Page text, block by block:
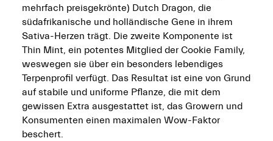
mehrfach preisgekrönte) Dutch Dragon, die
südafrikanische und holländische Gene in ihrem
Sativa-Herzen trägt. Die zweite Komponente ist
Thin Mint, ein potentes Mitglied der Cookie Family,
weswegen sie über ein besonders lebendiges
Terpenprofil verfügt. Das Resultat ist eine von Grund
auf stabile und uniforme Pflanze, die mit dem
gewissen Extra ausgestattet ist, das Growern und
Konsumenten einen maximalen Wow-Faktor
beschert.